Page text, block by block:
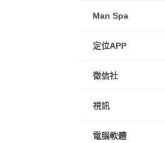
Man Spa
定位APP
徵信社
視訊
電腦軟體